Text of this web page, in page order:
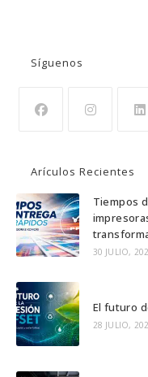
Síguenos
una
nueva
pestaña
una
nueva
pestaña
una
nueva
Arículos Recientes
Tiempos
30 JULIO,
El futuro
28 JULIO,